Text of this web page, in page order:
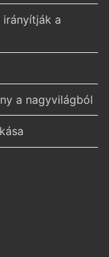
irányítják a
a nagyvilágból